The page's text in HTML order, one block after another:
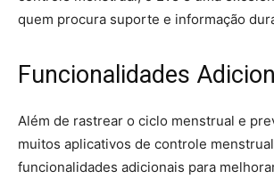
quem procura suporte e informação
Funcionalidades
Além de rastrear o ciclo menstrual e
muitos aplicativos de controle
funcionalidades adicionais para